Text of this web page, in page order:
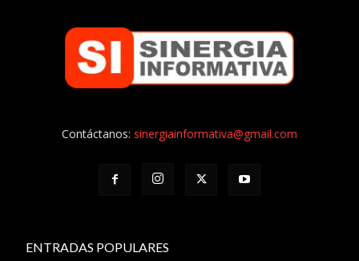
Contáctanos: sinergiainformativa@gmail.com
ENTRADAS POPULARES